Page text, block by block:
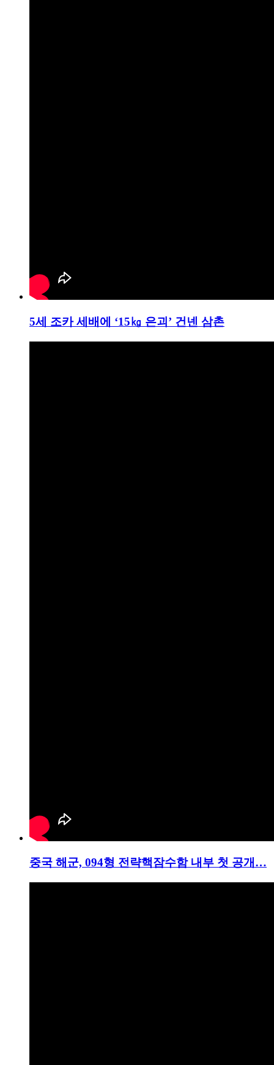
5세 조카 세배에 ‘15㎏ 은괴’ 건넨 삼촌
중국 해군, 094형 전략핵잠수함 내부 첫 공개…